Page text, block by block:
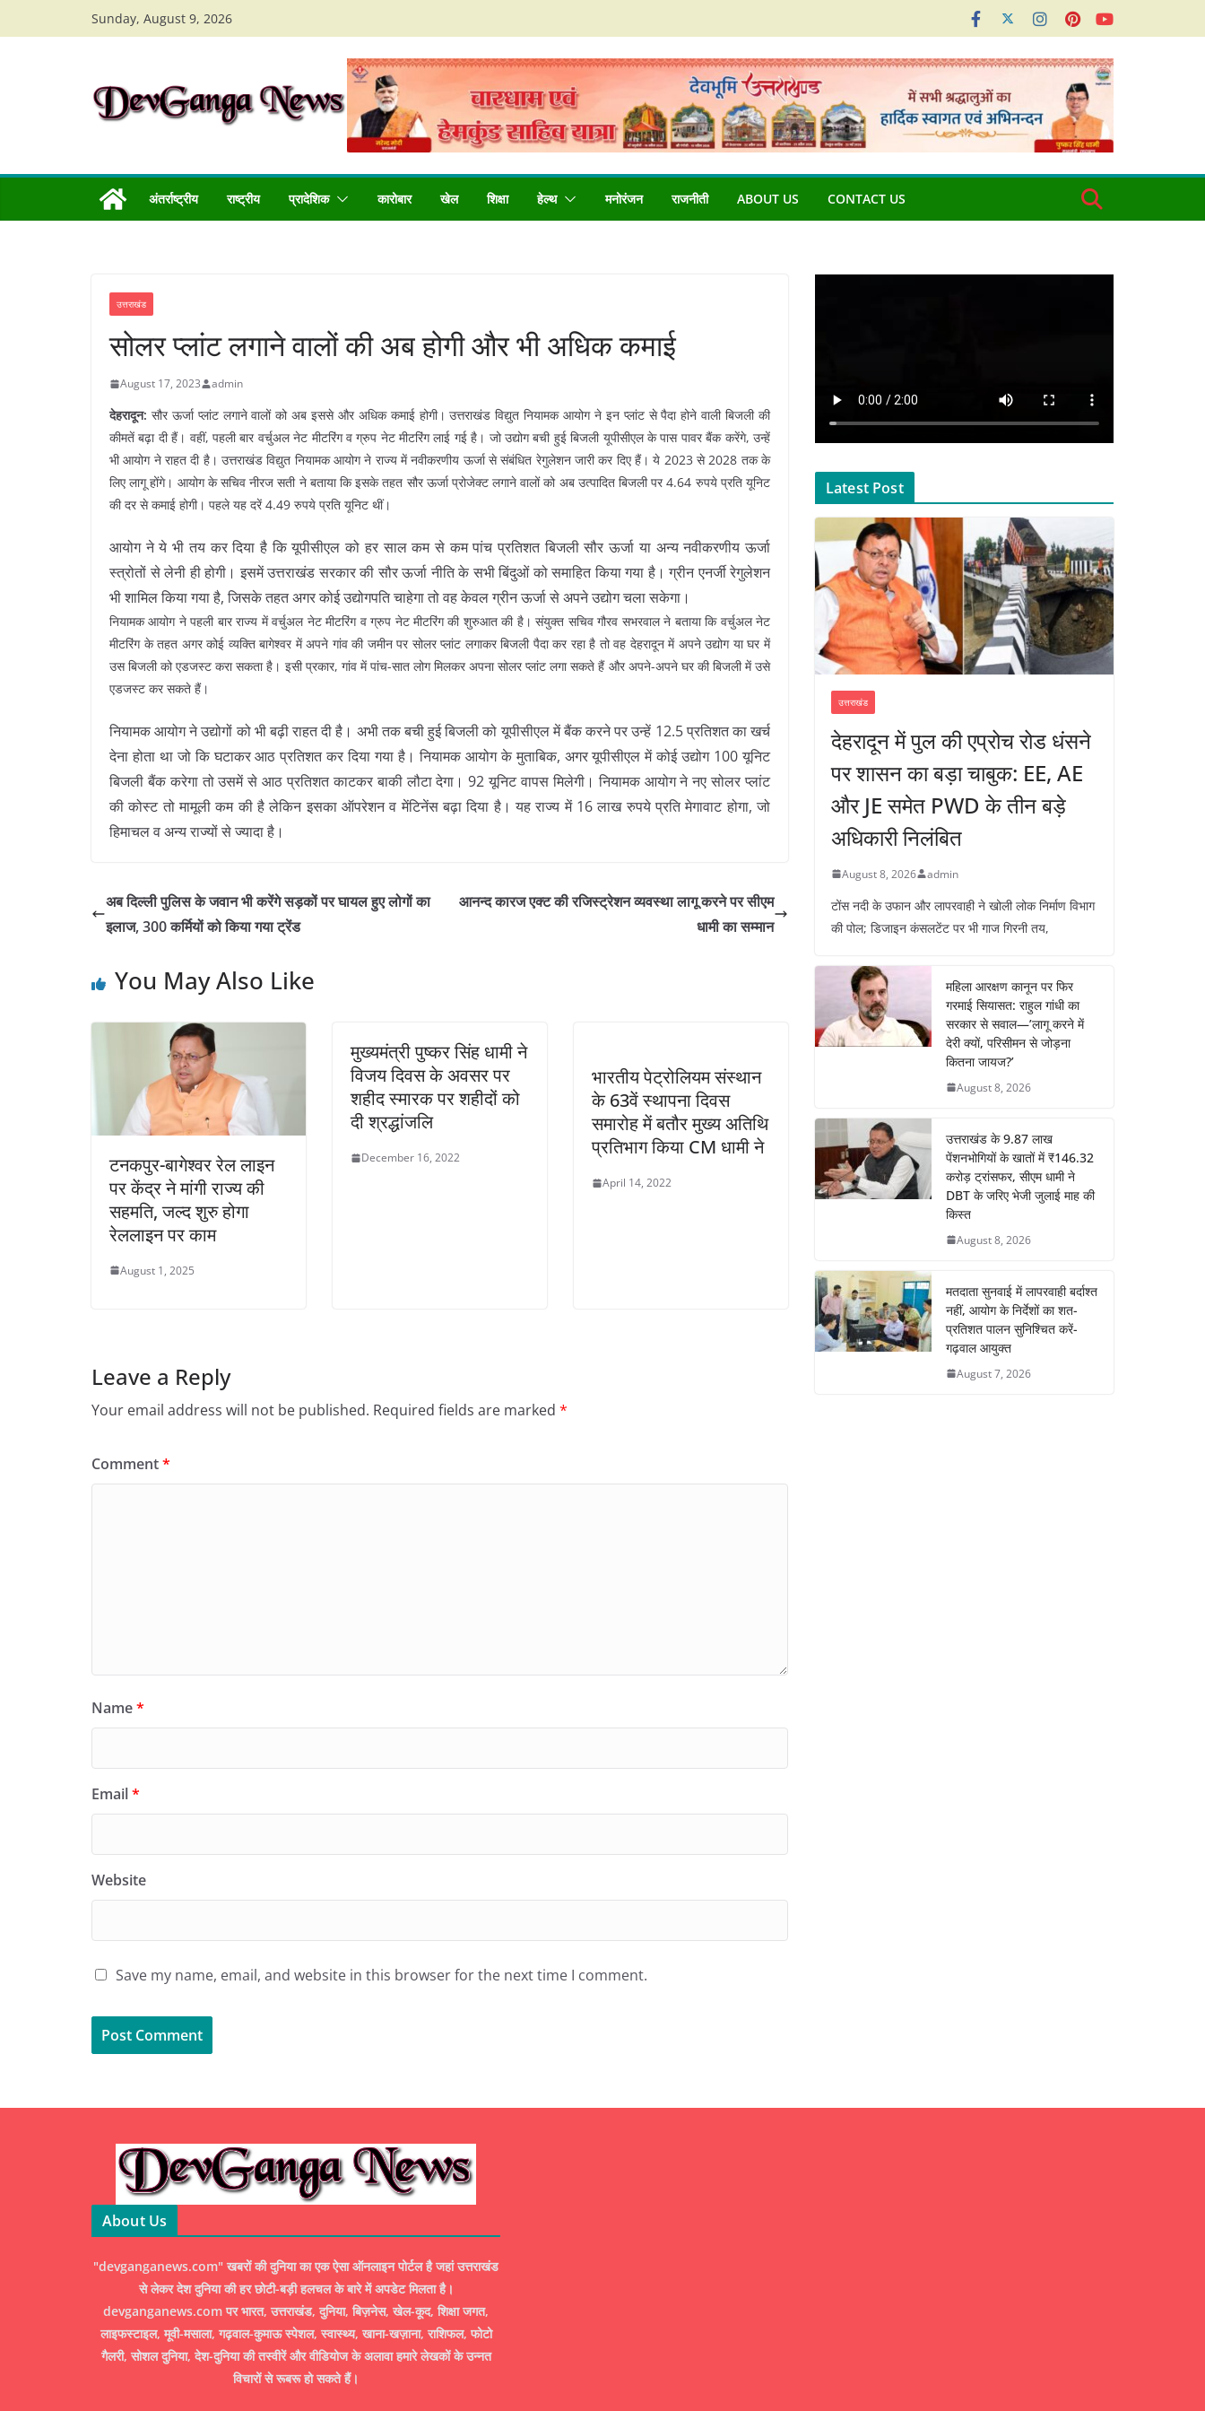
to
Sunday, August 9, 2026
अंतर्राष्ट्रीय राष्ट्रीय प्रादेशिक कारोबार खेल शिक्षा हेल्थ मनोरंजन राजनीती ABOUT US CONTACT US
उत्तराखंड
सोलर प्लांट लगाने वालों की अब होगी और भी अधिक कमाई
August 17, 2023 admin
देहरादून: सौर ऊर्जा प्लांट लगाने वालों को अब इससे और अधिक कमाई होगी। उत्तराखंड विद्युत नियामक आयोग ने इन प्लांट से पैदा होने वाली बिजली की
कीमतें बढ़ा दी हैं। वहीं, पहली बार वर्चुअल नेट मीटरिंग व ग्रुप नेट मीटरिंग लाई गई है। जो उद्योग बची हुई बिजली यूपीसीएल के पास पावर बैंक करेंगे, उन्हें
भी आयोग ने राहत दी है। उत्तराखंड विद्युत नियामक आयोग ने राज्य में नवीकरणीय ऊर्जा से संबंधित रेगुलेशन जारी कर दिए हैं। ये 2023 से 2028 तक के
लिए लागू होंगे। आयोग के सचिव नीरज सती ने बताया कि इसके तहत सौर ऊर्जा प्रोजेक्ट लगाने वालों को अब उत्पादित बिजली पर 4.64 रुपये प्रति यूनिट
की दर से कमाई होगी। पहले यह दरें 4.49 रुपये प्रति यूनिट थीं।
आयोग ने ये भी तय कर दिया है कि यूपीसीएल को हर साल कम से कम पांच प्रतिशत बिजली सौर ऊर्जा या अन्य नवीकरणीय ऊर्जा
स्त्रोतों से लेनी ही होगी। इसमें उत्तराखंड सरकार की सौर ऊर्जा नीति के सभी बिंदुओं को समाहित किया गया है। ग्रीन एनर्जी रेगुलेशन
भी शामिल किया गया है, जिसके तहत अगर कोई उद्योगपति चाहेगा तो वह केवल ग्रीन ऊर्जा से अपने उद्योग चला सकेगा।
नियामक आयोग ने पहली बार राज्य में वर्चुअल नेट मीटरिंग व ग्रुप नेट मीटरिंग की शुरुआत की है। संयुक्त सचिव गौरव सभरवाल ने बताया कि वर्चुअल नेट
मीटरिंग के तहत अगर कोई व्यक्ति बागेश्वर में अपने गांव की जमीन पर सोलर प्लांट लगाकर बिजली पैदा कर रहा है तो वह देहरादून में अपने उद्योग या घर में
उस बिजली को एडजस्ट करा सकता है। इसी प्रकार, गांव में पांच-सात लोग मिलकर अपना सोलर प्लांट लगा सकते हैं और अपने-अपने घर की बिजली में उसे
एडजस्ट कर सकते हैं।
नियामक आयोग ने उद्योगों को भी बढ़ी राहत दी है। अभी तक बची हुई बिजली को यूपीसीएल में बैंक करने पर उन्हें 12.5 प्रतिशत का खर्च
देना होता था जो कि घटाकर आठ प्रतिशत कर दिया गया है। नियामक आयोग के मुताबिक, अगर यूपीसीएल में कोई उद्योग 100 यूनिट
बिजली बैंक करेगा तो उसमें से आठ प्रतिशत काटकर बाकी लौटा देगा। 92 यूनिट वापस मिलेगी। नियामक आयोग ने नए सोलर प्लांट
की कोस्ट तो मामूली कम की है लेकिन इसका ऑपरेशन व मेंटिनेंस बढ़ा दिया है। यह राज्य में 16 लाख रुपये प्रति मेगावाट होगा, जो
हिमाचल व अन्य राज्यों से ज्यादा है।
अब दिल्ली पुलिस के जवान भी करेंगे सड़कों पर घायल हुए लोगों का
इलाज, 300 कर्मियों को किया गया ट्रेंड
आनन्द कारज एक्ट की रजिस्ट्रेशन व्यवस्था लागू करने पर सीएम
धामी का सम्मान
You May Also Like
टनकपुर-बागेश्वर रेल लाइन
पर केंद्र ने मांगी राज्य की
सहमति, जल्द शुरु होगा
रेललाइन पर काम
August 1, 2025
मुख्यमंत्री पुष्कर सिंह धामी ने
विजय दिवस के अवसर पर
शहीद स्मारक पर शहीदों को
दी श्रद्धांजलि
December 16, 2022
भारतीय पेट्रोलियम संस्थान
के 63वें स्थापना दिवस
समारोह में बतौर मुख्य अतिथि
प्रतिभाग किया CM धामी ने
April 14, 2022
Leave a Reply
Your email address will not be published. Required fields are marked *
Comment*
Name*
Email*
Website
Save my name, email, and website in this browser for the next time I comment.
Latest Post
उत्तराखंड
देहरादून में पुल की एप्रोच रोड धंसने
पर शासन का बड़ा चाबुक: EE, AE
और JE समेत PWD के तीन बड़े
अधिकारी निलंबित
August 8, 2026 admin
टोंस नदी के उफान और लापरवाही ने खोली लोक निर्माण विभाग
की पोल; डिजाइन कंसलटेंट पर भी गाज गिरनी तय,
महिला आरक्षण कानून पर फिर
गरमाई सियासत: राहुल गांधी का
सरकार से सवाल—’लागू करने में
देरी क्यों, परिसीमन से जोड़ना
कितना जायज?’
August 8, 2026
उत्तराखंड के 9.87 लाख
पेंशनभोगियों के खातों में ₹146.32
करोड़ ट्रांसफर, सीएम धामी ने
DBT के जरिए भेजी जुलाई माह की
किस्त
August 8, 2026
मतदाता सुनवाई में लापरवाही बर्दाश्त
नहीं, आयोग के निर्देशों का शत-
प्रतिशत पालन सुनिश्चित करें-
गढ़वाल आयुक्त
August 7, 2026
About Us
"devganganews.com" खबरों की दुनिया का एक ऐसा ऑनलाइन पोर्टल है जहां उत्तराखंड
से लेकर देश दुनिया की हर छोटी-बड़ी हलचल के बारे में अपडेट मिलता है।
devganganews.com पर भारत, उत्तराखंड, दुनिया, बिज़नेस, खेल-कूद, शिक्षा जगत,
लाइफस्टाइल, मूवी-मसाला, गढ़वाल-कुमाऊ स्पेशल, स्वास्थ्य, खाना-खज़ाना, राशिफल, फोटो
गैलरी, सोशल दुनिया, देश-दुनिया की तस्वीरें और वीडियोज के अलावा हमारे लेखकों के उन्नत
विचारों से रूबरू हो सकते हैं।